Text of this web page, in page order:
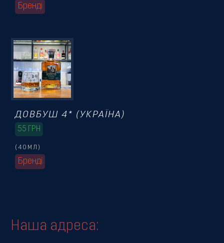
Бренді
Бренді
(40МЛ)
ДОВБУШ 4* (УКРАЇНА)
55 ГРН
Наша адреса: